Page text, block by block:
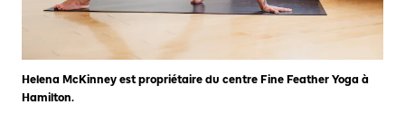
Helena McKinney est propriétaire du centre Fine Feather Yoga à
Hamilton.